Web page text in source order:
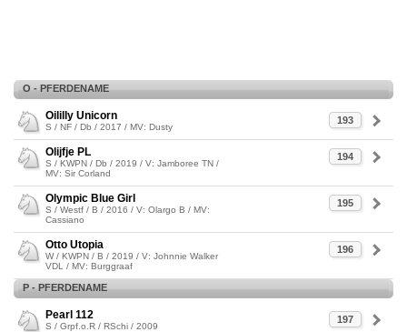
O - PFERDENAME
193
Oililly Unicorn
S / NF / Db / 2017 / MV: Dusty
194
Olijfje PL
S / KWPN / Db / 2019 / V: Jamboree TN /
MV: Sir Corland
195
Olympic Blue Girl
S / Westf / B / 2016 / V: Olargo B / MV:
Cassiano
196
Otto Utopia
W / KWPN / B / 2019 / V: Johnnie Walker
VDL / MV: Burggraaf
P - PFERDENAME
197
Pearl 112
S / Grpf.o.R / RSchi / 2009